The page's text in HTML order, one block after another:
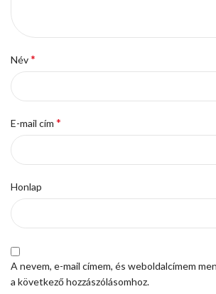
Név*
E-mail cím *
Honlap
A nevem, e-mail címem, és weboldalcímem
a következő hozzászólásomhoz.